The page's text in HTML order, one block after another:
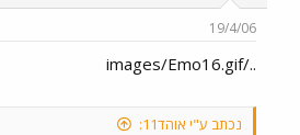
19/4/06
../images/Emo16.gif
נכתב ע"י אוהד11: